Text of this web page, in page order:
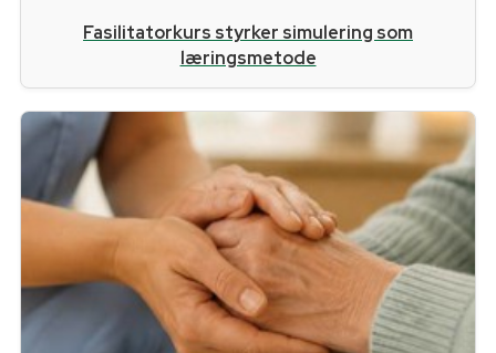
Fasilitatorkurs styrker simulering som
læringsmetode